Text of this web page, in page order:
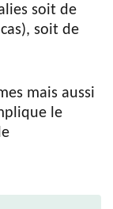
soit de
soit de
mais aussi
le